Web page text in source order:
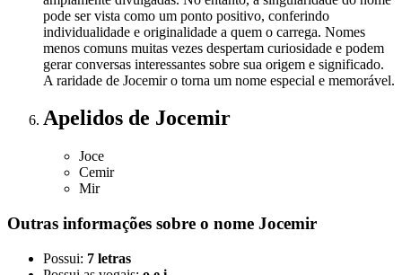
pode ser vista como um ponto positivo, conferindo
individualidade e originalidade a quem o carrega. Nomes
menos comuns muitas vezes despertam curiosidade e podem
gerar conversas interessantes sobre sua origem e significado.
A raridade de Jocemir o torna um nome especial e memorável.
Apelidos de Jocemir
Joce
Cemir
Mir
Outras informações sobre o nome Jocemir
Possui: 7 letras